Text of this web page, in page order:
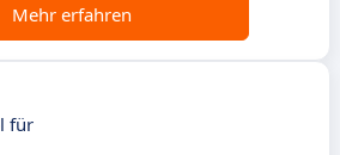
Mehr erfahren
für